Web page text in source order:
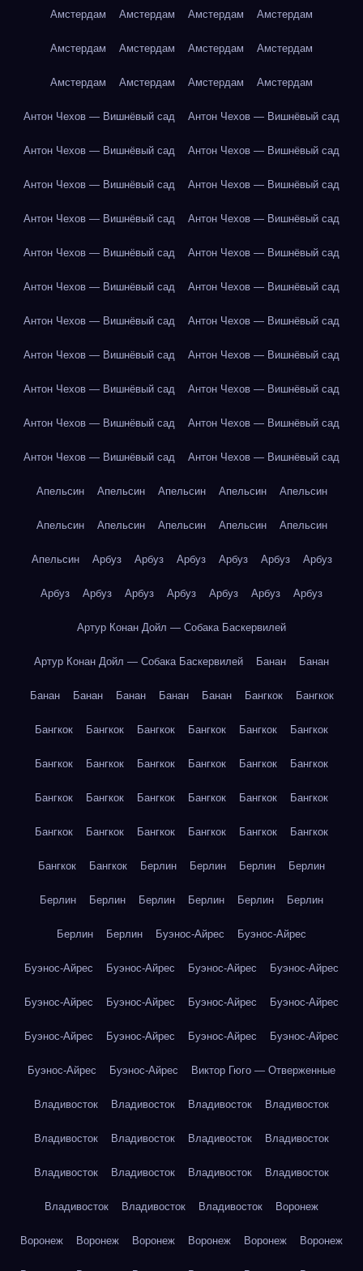
Амстердам Амстердам Амстердам Амстердам
Амстердам Амстердам Амстердам Амстердам
Амстердам Амстердам Амстердам Амстердам
Антон Чехов — Вишнёвый сад Антон Чехов — Вишнёвый сад
Антон Чехов — Вишнёвый сад Антон Чехов — Вишнёвый сад
Антон Чехов — Вишнёвый сад Антон Чехов — Вишнёвый сад
Антон Чехов — Вишнёвый сад Антон Чехов — Вишнёвый сад
Антон Чехов — Вишнёвый сад Антон Чехов — Вишнёвый сад
Антон Чехов — Вишнёвый сад Антон Чехов — Вишнёвый сад
Антон Чехов — Вишнёвый сад Антон Чехов — Вишнёвый сад
Антон Чехов — Вишнёвый сад Антон Чехов — Вишнёвый сад
Антон Чехов — Вишнёвый сад Антон Чехов — Вишнёвый сад
Антон Чехов — Вишнёвый сад Антон Чехов — Вишнёвый сад
Антон Чехов — Вишнёвый сад Антон Чехов — Вишнёвый сад
Апельсин Апельсин Апельсин Апельсин Апельсин
Апельсин Апельсин Апельсин Апельсин Апельсин
Апельсин Арбуз Арбуз Арбуз Арбуз Арбуз Арбуз
Арбуз Арбуз Арбуз Арбуз Арбуз Арбуз Арбуз
Артур Конан Дойл — Собака Баскервилей
Артур Конан Дойл — Собака Баскервилей Банан Банан
Банан Банан Банан Банан Банан Бангкок Бангкок
Бангкок Бангкок Бангкок Бангкок Бангкок Бангкок
Бангкок Бангкок Бангкок Бангкок Бангкок Бангкок
Бангкок Бангкок Бангкок Бангкок Бангкок Бангкок
Бангкок Бангкок Бангкок Бангкок Бангкок Бангкок
Бангкок Бангкок Берлин Берлин Берлин Берлин
Берлин Берлин Берлин Берлин Берлин Берлин
Берлин Берлин Буэнос-Айрес Буэнос-Айрес
Буэнос-Айрес Буэнос-Айрес Буэнос-Айрес Буэнос-Айрес
Буэнос-Айрес Буэнос-Айрес Буэнос-Айрес Буэнос-Айрес
Буэнос-Айрес Буэнос-Айрес Буэнос-Айрес Буэнос-Айрес
Буэнос-Айрес Буэнос-Айрес Виктор Гюго — Отверженные
Владивосток Владивосток Владивосток Владивосток
Владивосток Владивосток Владивосток Владивосток
Владивосток Владивосток Владивосток Владивосток
Владивосток Владивосток Владивосток Воронеж
Воронеж Воронеж Воронеж Воронеж Воронеж Воронеж